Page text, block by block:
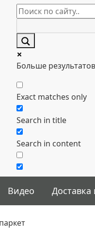
Больше
Exact matches only
Search in title
Search in content
Видео Доставка